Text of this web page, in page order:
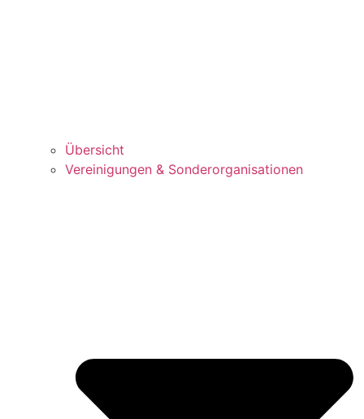
Über­sicht
Ver­ei­ni­gun­gen & Sonderorganisationen